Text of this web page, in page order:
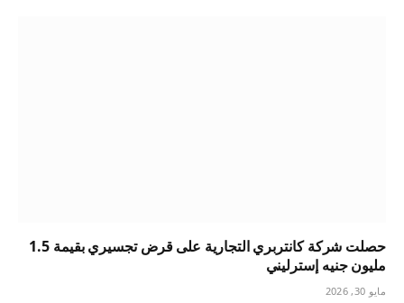
حصلت شركة كانتربري التجارية على قرض تجسيري بقيمة 1.5
مليون جنيه إسترليني
مايو 30, 2026